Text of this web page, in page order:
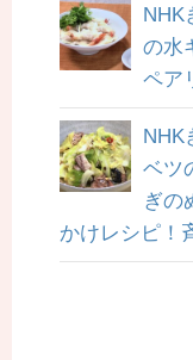
NHK
の水
ペア
NHK
ベツ
ぎの
かけレシピ！